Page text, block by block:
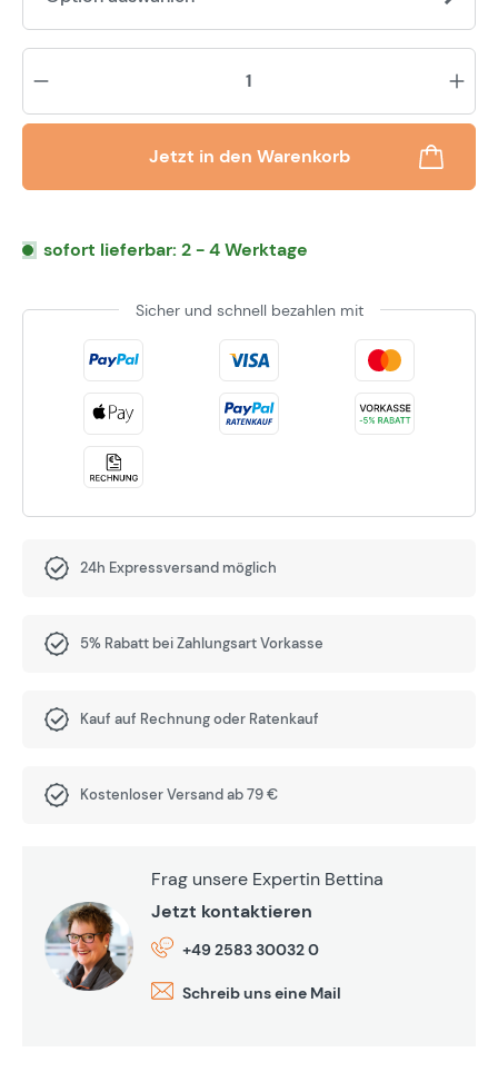
Jetzt in den Warenkorb
sofort lieferbar: 2 - 4 Werktage
Sicher und schnell bezahlen mit
24h Expressversand möglich
5% Rabatt bei Zahlungsart Vorkasse
Kauf auf Rechnung oder Ratenkauf
Kostenloser Versand ab 79 €
Frag unsere Expertin Bettina
Jetzt kontaktieren
+49 2583 30032 0
Schreib uns eine Mail